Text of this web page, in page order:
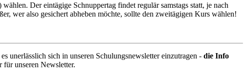
Der eintägige Schnuppertag findet regulär samstags statt, je nach
wer also gesichert abheben möchte, sollte den zweitägigen Kurs wählen!
unerlässlich sich in unseren Schulungsnewsletter einzutragen - die Info
für unseren Newsletter.